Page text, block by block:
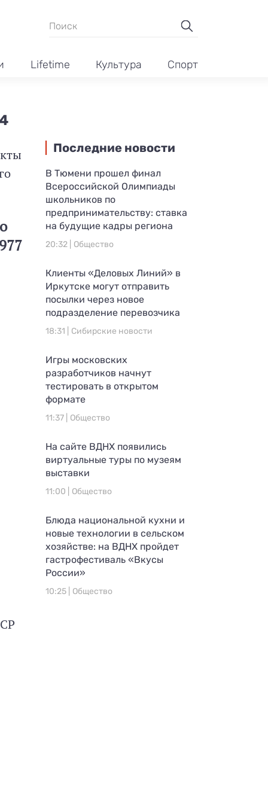
Lifetime Культура Спорт
Последние новости
В Тюмени прошел финал
Всероссийской Олимпиады
школьников по
предпринимательству: ставка
на будущие кадры региона
20:32 | Общество
Клиенты «Деловых Линий» в
Иркутске могут отправить
посылки через новое
подразделение перевозчика
18:31 | Сибирские новости
Игры московских
разработчиков начнут
тестировать в открытом
формате
11:37 | Общество
На сайте ВДНХ появились
виртуальные туры по музеям
выставки
11:00 | Общество
Блюда национальной кухни и
новые технологии в сельском
хозяйстве: на ВДНХ пройдет
гастрофестиваль «Вкусы
России»
10:25 | Общество